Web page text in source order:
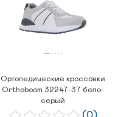
Ортопедические кроссовки
Orthoboom 32247-37 бело-
серый